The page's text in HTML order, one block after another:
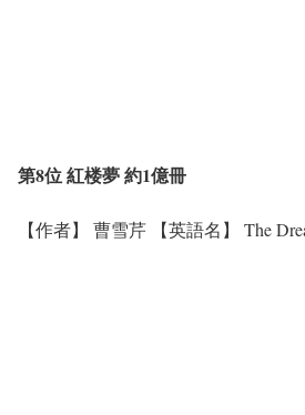
第8位 紅楼夢 約1億冊
【作者】 曹雪芹 【英語名】 The